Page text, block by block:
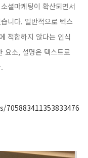
셜마케팅이 확산되면서
니다. 일반적으로 텍스
적합하지 않다는 인식
요소, 설명은 텍스트로